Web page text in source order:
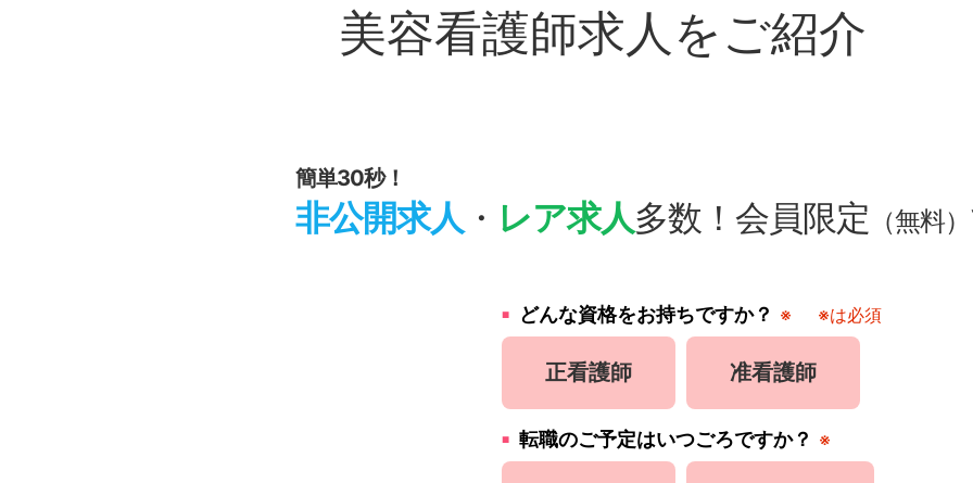
美容看護師求人をご紹介
簡単30秒！
非公開求人 ・ レア求人多数！会員限定 （無料）
どんな資格をお持ちですか？ ※ ※は必須
正看護師 准看護師
転職のご予定はいつごろですか？ ※